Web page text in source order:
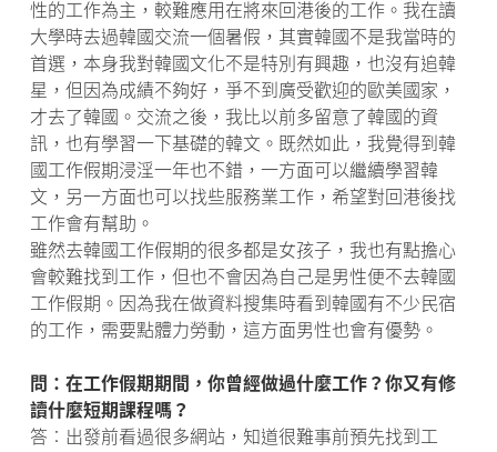
性的工作為主，較難應用在將來回港後的工作。我在讀
大學時去過韓國交流一個暑假，其實韓國不是我當時的
首選，本身我對韓國文化不是特別有興趣，也沒有追韓
星，但因為成績不夠好，爭不到廣受歡迎的歐美國家，
才去了韓國。交流之後，我比以前多留意了韓國的資
訊，也有學習一下基礎的韓文。既然如此，我覺得到韓
國工作假期浸淫一年也不錯，一方面可以繼續學習韓
文，另一方面也可以找些服務業工作，希望對回港後找
工作會有幫助。
雖然去韓國工作假期的很多都是女孩子，我也有點擔心
會較難找到工作，但也不會因為自己是男性便不去韓國
工作假期。因為我在做資料搜集時看到韓國有不少民宿
的工作，需要點體力勞動，這方面男性也會有優勢。
問：在工作假期期間，你曾經做過什麼工作？你又有修
讀什麼短期課程嗎？
答︰出發前看過很多網站，知道很難事前預先找到工